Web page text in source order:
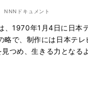
NNNドキュメント
、1970年1月4日に日
で、制作には日本テレ
つめ、生きる力となる